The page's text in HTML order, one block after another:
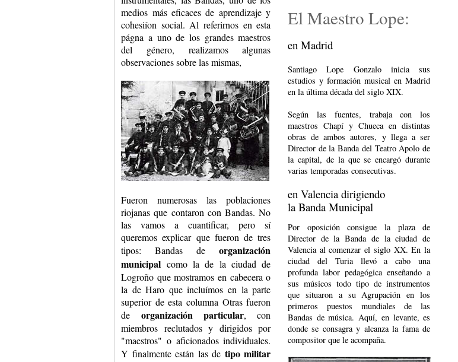
medios más eficaces de aprendizaje y
cohesiíon social. Al referirnos en esta
págna a uno de los grandes maestros
del género, realizamos algunas
observaciones sobre las mismas,
Fueron numerosas las poblaciones
riojanas que contaron con Bandas. No
las vamos a cuantificar, pero sí
queremos explicar que fueron de tres
tipos: Bandas deorganización
municipal como la de la ciudad de
Logroño que mostramos en cabecera o
la de Haro que incluímos en la parte
superior de esta columna Otras fueron
de organización particular, con
miembros reclutados y dirigidos por
"maestros" o aficionados individuales.
Y finalmente están las de tipo militar
El Maestro Lope:
en Madrid
Santiago Lope Gonzalo inicia sus
estudios y formación musical en Madrid
en la última década del siglo XIX.
Según las fuentes, trabaja con los
maestros Chapí y Chueca en distintas
obras de ambos autores, y llega a ser
Director de la Banda del Teatro Apolo de
la capital, de la que se encargó durante
varias temporadas consecutivas.
en Valencia dirigiendo
la Banda Municipal
Por oposición consigue la plaza de
Director de la Banda de la ciudad de
Valencia al comenzar el siglo XX. En la
ciudad del Turia llevó a cabo una
profunda labor pedagógica enseñando a
sus músicos todo tipo de instrumentos
que situaron a su Agrupación en los
primeros puestos mundiales de las
Bandas de música. Aquí, en levante, es
donde se consagra y alcanza la fama de
compositor que le acompaña.